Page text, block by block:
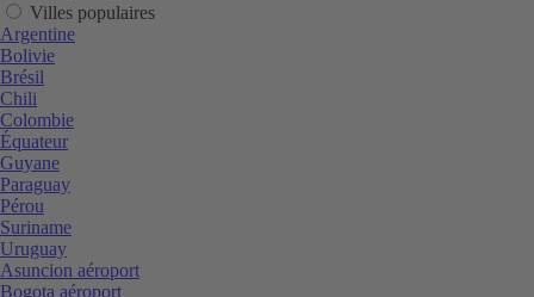
Villes populaires
Argentine
Bolivie
Brésil
Chili
Colombie
Équateur
Guyane
Paraguay
Pérou
Suriname
Uruguay
Asuncion aéroport
Bogota aéroport